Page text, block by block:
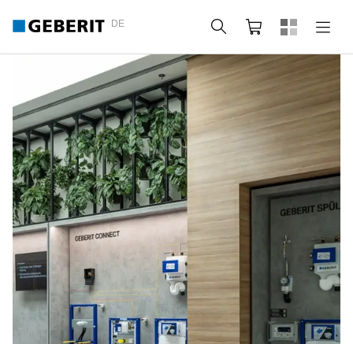
DE Suche Webshop